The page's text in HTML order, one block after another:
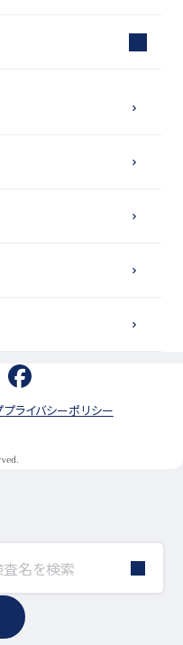
プライバシーポリシー